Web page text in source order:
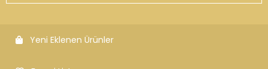
Yeni Eklenen Ürünler